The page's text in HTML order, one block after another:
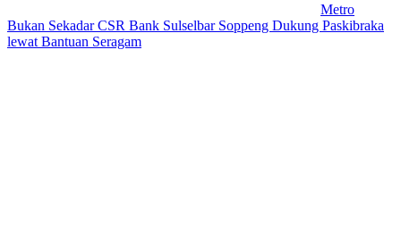
Metro
Bukan Sekadar CSR Bank Sulselbar Soppeng Dukung Paskibraka
lewat Bantuan Seragam